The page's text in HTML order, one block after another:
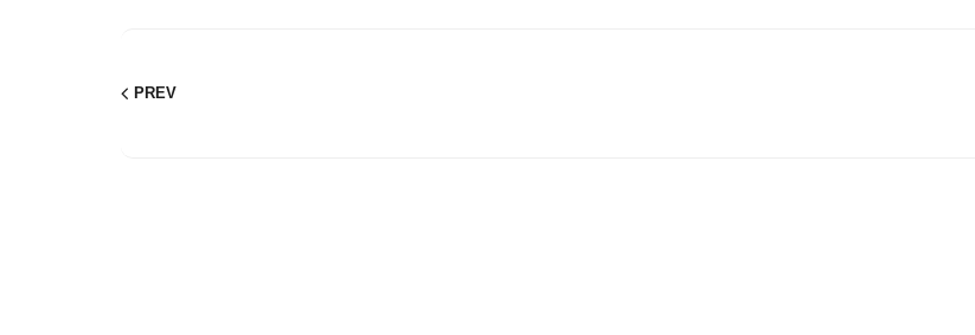
PREV